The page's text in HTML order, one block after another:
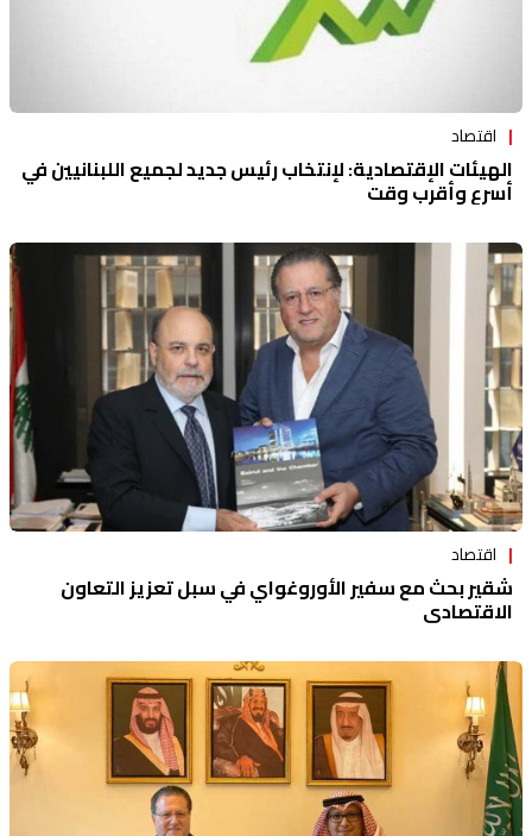
اقتصاد
الهيئات الإقتصادية: لإنتخاب رئيس جديد لجميع اللبنانيين في
أسرع وأقرب وقت
اقتصاد
شقير بحث مع سفير الأوروغواي في سبل تعزيز التعاون
الاقتصادي